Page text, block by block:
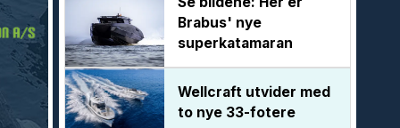
Brabus' nye
superkatamaran
Wellcraft utvider med
to nye 33-fotere